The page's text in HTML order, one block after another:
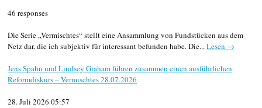
46 responses
Die Serie „Vermischtes“ stellt eine Ansammlung von Fundstücken aus dem
Netz dar, die ich subjektiv für interessant befunden habe. Die...Lesen →
Jens Spahn und Lindsey Graham führen zusammen einen ausführlichen
Reformdiskurs – Vermischtes 28.07.2026
28. Juli 2026 05:57